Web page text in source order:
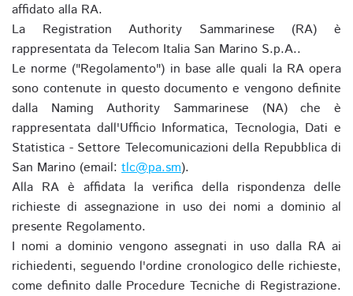
affidato alla RA.
La Registration Authority Sammarinese (RA) è
rappresentata da Telecom Italia San Marino S.p.A..
Le norme ("Regolamento") in base alle quali la RA opera
sono contenute in questo documento e vengono definite
dalla Naming Authority Sammarinese (NA) che è
rappresentata dall'Ufficio Informatica, Tecnologia, Dati e
Statistica - Settore Telecomunicazioni della Repubblica di
San Marino (email: tlc@pa.sm).
Alla RA è affidata la verifica della rispondenza delle
richieste di assegnazione in uso dei nomi a dominio al
presente Regolamento.
I nomi a dominio vengono assegnati in uso dalla RA ai
richiedenti, seguendo l'ordine cronologico delle richieste,
come definito dalle Procedure Tecniche di Registrazione.